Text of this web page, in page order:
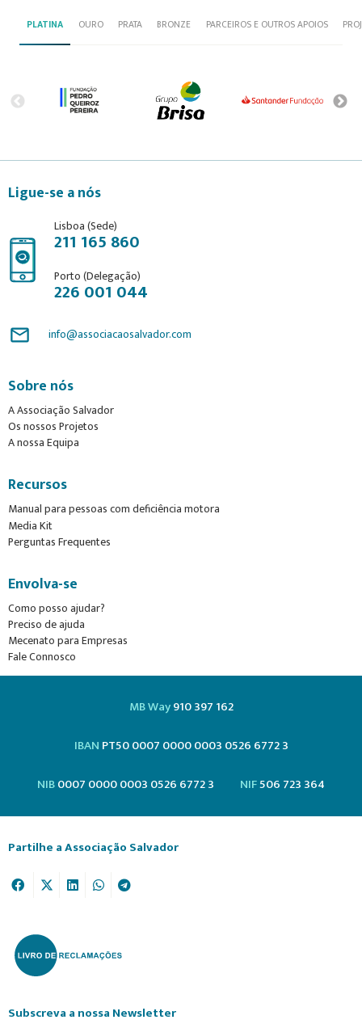
PLATINA OURO PRATA BRONZE PARCEIROS E OUTROS APOIOS
Ligue-se a nós
Lisboa (Sede)
211 165 860
Porto (Delegação)
226 001 044
mail_outline info@associacaosalvador.com
Sobre nós
A Associação Salvador
Os nossos Projetos
A nossa Equipa
Recursos
Manual para pessoas com deficiência motora
Media Kit
Perguntas Frequentes
Envolva-se
Como posso ajudar?
Preciso de ajuda
Mecenato para Empresas
Fale Connosco
MB Way910 397 162
IBAN PT50 0007 0000 0003 0526 6772 3
NIB0007 0000 0003 0526 6772 3 NIF506 723 364
Partilhe a Associação Salvador
Subscreva a nossa Newsletter